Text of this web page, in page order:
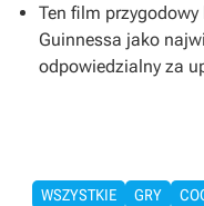
Ten film przygodowy
Guinnessa jako
odpowiedzialny za
WSZYSTKIE GRY